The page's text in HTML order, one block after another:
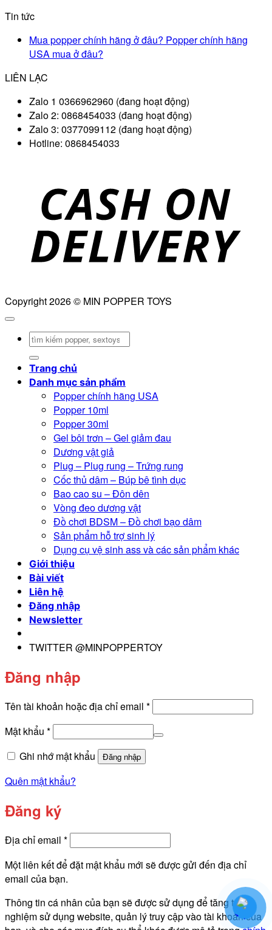
Tin tức
Mua popper chính hãng ở đâu? Popper chính hãng
USA mua ở đâu?
LIÊN LẠC
Zalo 1 0366962960 (đang hoạt động)
Zalo 2: 0868454033 (đang hoạt động)
Zalo 3: 0377099112 (đang hoạt động)
Hotline: 0868454033
Copyright 2026 © MIN POPPER TOYS
Tìm
Trang chủ
Danh mục sản phẩm
Popper chính hãng USA
Popper 10ml
Popper 30ml
Gel bôi trơn – Gel giảm đau
Dương vật giả
Plug – Plug rung – Trứng rung
Cốc thủ dâm – Búp bê tình dục
Bao cao su – Đôn dên
Vòng đeo dương vật
Đồ chơi BDSM – Đồ chơi bạo dâm
Sản phẩm hỗ trợ sinh lý
Dụng cụ vệ sinh ass và các sản phẩm khác
Giới thiệu
Bài viết
Liên hệ
Đăng nhập
Newsletter
TWITTER @MINPOPPERTOY
Đăng nhập
Tên tài khoản hoặc địa chỉ email *Bắt
Mật khẩu *Bắt
Ghi nhớ mật khẩu
Đăng nhập
Quên mật khẩu?
Đăng ký
Địa chỉ email *Bắt
Một liên kết để đặt mật khẩu mới sẽ được gửi đến địa chỉ
email của bạn.
Thông tin cá nhân của bạn sẽ được sử dụng để tăng trải
nghiệm sử dụng website, quản lý truy cập vào tài khoản của